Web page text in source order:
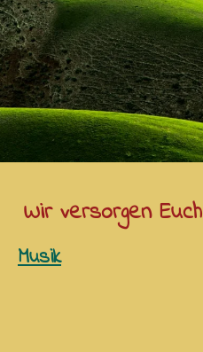
Wir versorgen
Musik